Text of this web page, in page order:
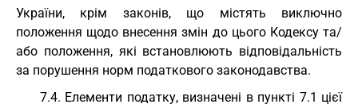
України, крім законів, що містять виключно
положення щодо внесення змін до цього Кодексу та/
або положення, які встановлюють відповідальність
за порушення норм податкового законодавства.
7.4. Елементи податку, визначені в пункті 7.1 цієї